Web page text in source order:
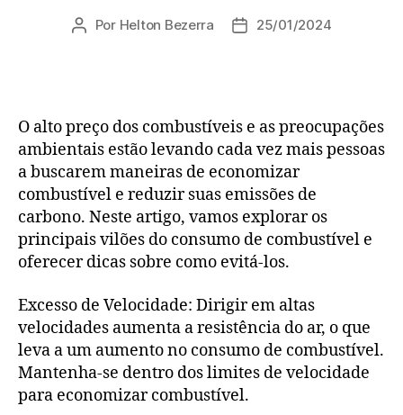
Por Helton Bezerra 25/01/2024
O alto preço dos combustíveis e as preocupações
ambientais estão levando cada vez mais pessoas
a buscarem maneiras de economizar
combustível e reduzir suas emissões de
carbono. Neste artigo, vamos explorar os
principais vilões do consumo de combustível e
oferecer dicas sobre como evitá-los.
Excesso de Velocidade: Dirigir em altas
velocidades aumenta a resistência do ar, o que
leva a um aumento no consumo de combustível.
Mantenha-se dentro dos limites de velocidade
para economizar combustível.